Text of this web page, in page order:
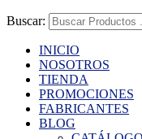
Buscar:
INICIO
NOSOTROS
TIENDA
PROMOCIONES
FABRICANTES
BLOG